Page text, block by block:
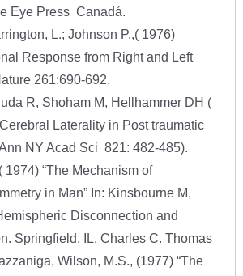
Eye Press Canadá.
L.; Johnson P.,( 1976)
Response from Right and Left
261:690-692.
R, Shoham M, Hellhammer DH (
Laterality in Post traumatic
NY Acad Sci 821: 482-485).
1974) “The Mechanism of
in Man” In: Kinsbourne M,
Disconnection and
Springfield, IL, Charles C. Thomas
Wilson, M.S., (1977) “The